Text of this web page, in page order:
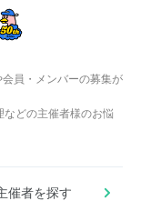
会員・メンバーの募集が
どの主催者様のお悩
催者を探す